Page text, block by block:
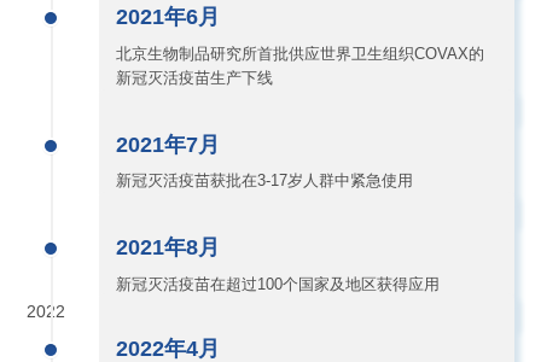
2021年6月
北京生物制品研究所首批供应世界卫生组织COVAX的
新冠灭活疫苗生产下线
2021年7月
新冠灭活疫苗获批在3-17岁人群中紧急使用
2021年8月
新冠灭活疫苗在超过100个国家及地区获得应用
2022
2022年4月